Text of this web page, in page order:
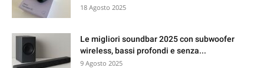
18 Agosto 2025
Le migliori soundbar 2025 con subwoofer
wireless, bassi profondi e senza...
9 Agosto 2025